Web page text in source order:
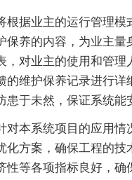
根据业主的运行管理模
保养的内容，为业主量
，对业主的使用和管理
的维护保养记录进行详
患于未然，保证系统能
对本系统项目的应用情
化方案，确保工程的技
性等各项指标良好，确